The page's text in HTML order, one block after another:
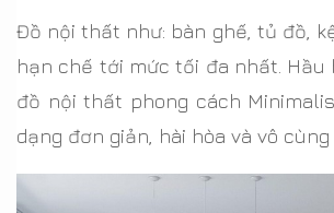
Đồ nội thất như: bàn ghế, tủ đồ,
hạn chế tới mức tối đa nhất. Hầu
đồ nội thất phong cách
dạng đơn giản, hài hòa và vô